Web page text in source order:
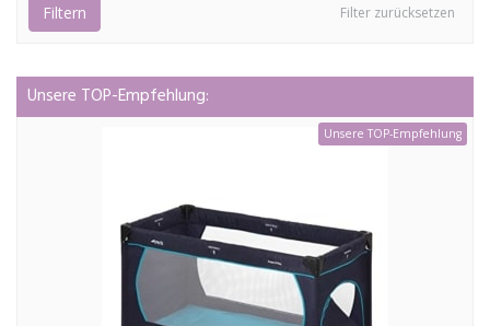
Filter zurücksetzen
Filtern
Unsere TOP-Empfehlung:
Unsere TOP-Empfehlung